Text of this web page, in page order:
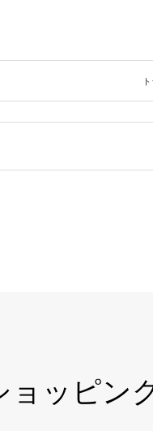
ッピン